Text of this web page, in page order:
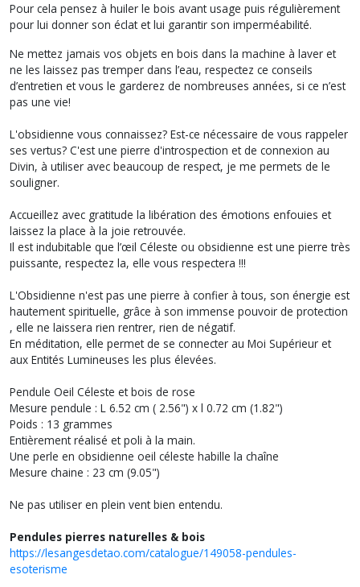
Pour cela pensez à huiler le bois avant usage puis régulièrement
pour lui donner son éclat et lui garantir son imperméabilité.
Ne mettez jamais vos objets en bois dans la machine à laver et
ne les laissez pas tremper dans l’eau, respectez ce conseils
d’entretien et vous le garderez de nombreuses années, si ce n’est
pas une vie!
L'obsidienne vous connaissez? Est-ce nécessaire de vous rappeler
ses vertus? C'est une pierre d'introspection et de connexion au
Divin, à utiliser avec beaucoup de respect, je me permets de le
souligner.
Accueillez avec gratitude la libération des émotions enfouies et
laissez la place à la joie retrouvée.
Il est indubitable que l’œil Céleste ou obsidienne est une pierre très
puissante, respectez la, elle vous respectera !!!
L'Obsidienne n'est pas une pierre à confier à tous, son énergie est
hautement spirituelle, grâce à son immense pouvoir de protection
, elle ne laissera rien rentrer, rien de négatif.
En méditation, elle permet de se connecter au Moi Supérieur et
aux Entités Lumineuses les plus élevées.
Pendule Oeil Céleste et bois de rose
Mesure pendule : L 6.52 cm ( 2.56") x l 0.72 cm (1.82")
Poids : 13 grammes
Entièrement réalisé et poli à la main.
Une perle en obsidienne oeil céleste habille la chaîne
Mesure chaine : 23 cm (9.05")
Ne pas utiliser en plein vent bien entendu.
Pendules pierres naturelles & bois
https://lesangesdetao.com/catalogue/149058-pendules-
esoterisme